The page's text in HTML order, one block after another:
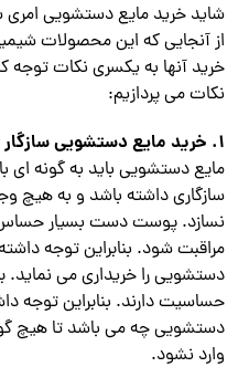
شاید خرید مایع دستشویی امری
از آنجایی که این محصولات
خرید آنها به یکسری نکات توجه
نکات می پردازیم:
1. خرید مایع دستشویی سازگار با پوست دست
مایع دستشویی باید به گونه ای
سازگاری داشته باشد و به هیچ
نسازد. پوست دست بسیار حساس
مراقبت شود. بنابراین توجه
دستشویی را خریداری می نماید.
حساسیت دارند. بنابراین توجه
دستشویی چه می باشد تا هیچ
وارد نشود.